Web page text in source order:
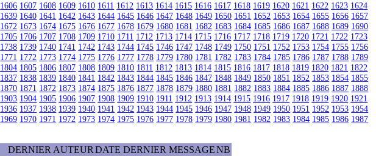
1606 1607 1608 1609 1610 1611 1612 1613 1614 1615 1616 1617 1618 1619 1620 1621 1622 1623 1624
1639 1640 1641 1642 1643 1644 1645 1646 1647 1648 1649 1650 1651 1652 1653 1654 1655 1656 1657
1672 1673 1674 1675 1676 1677 1678 1679 1680 1681 1682 1683 1684 1685 1686 1687 1688 1689 1690
1705 1706 1707 1708 1709 1710 1711 1712 1713 1714 1715 1716 1717 1718 1719 1720 1721 1722 1723
1738 1739 1740 1741 1742 1743 1744 1745 1746 1747 1748 1749 1750 1751 1752 1753 1754 1755 1756
1771 1772 1773 1774 1775 1776 1777 1778 1779 1780 1781 1782 1783 1784 1785 1786 1787 1788 1789
1804 1805 1806 1807 1808 1809 1810 1811 1812 1813 1814 1815 1816 1817 1818 1819 1820 1821 1822
1837 1838 1839 1840 1841 1842 1843 1844 1845 1846 1847 1848 1849 1850 1851 1852 1853 1854 1855
1870 1871 1872 1873 1874 1875 1876 1877 1878 1879 1880 1881 1882 1883 1884 1885 1886 1887 1888
1903 1904 1905 1906 1907 1908 1909 1910 1911 1912 1913 1914 1915 1916 1917 1918 1919 1920 1921
1936 1937 1938 1939 1940 1941 1942 1943 1944 1945 1946 1947 1948 1949 1950 1951 1952 1953 1954
1969 1970 1971 1972 1973 1974 1975 1976 1977 1978 1979 1980 1981 1982 1983 1984 1985 1986 1987
DERNIER AUTEUR DATE DERNIER MESSAGENB